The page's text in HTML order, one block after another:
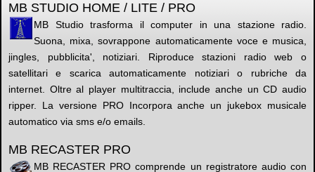
MB STUDIO HOME / LITE / PRO
MB Studio trasforma il computer in una stazione radio.
Suona, mixa, sovrappone automaticamente voce e musica,
jingles, pubblicita', notiziari. Riproduce stazioni radio web o
satellitari e scarica automaticamente notiziari o rubriche da
internet. Oltre al player multitraccia, include anche un CD audio
ripper. La versione PRO Incorpora anche un jukebox musicale
automatico via sms e/o emails.
MB RECASTER PRO
MB RECASTER PRO comprende un registratore audio con